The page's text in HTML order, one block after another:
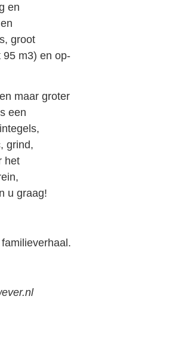
en
groot
95 m3) en op-
maar groter
een
grind,
het
u graag!